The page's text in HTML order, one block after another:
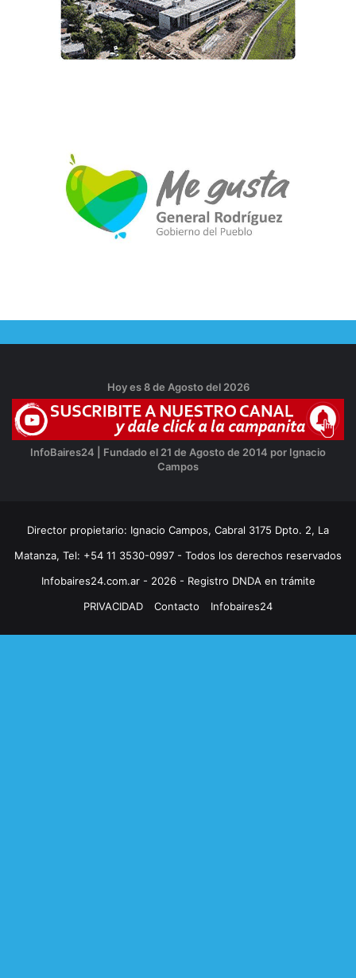
Hoy es 8 de Agosto del 2026
InfoBaires24 | Fundado el 21 de Agosto de 2014 por Ignacio
Campos
Director propietario: Ignacio Campos, Cabral 3175 Dpto. 2, La
Matanza, Tel: +54 11 3530-0997 - Todos los derechos reservados
Infobaires24.com.ar - 2026 - Registro DNDA en trámite
PRIVACIDAD
Contacto Infobaires24